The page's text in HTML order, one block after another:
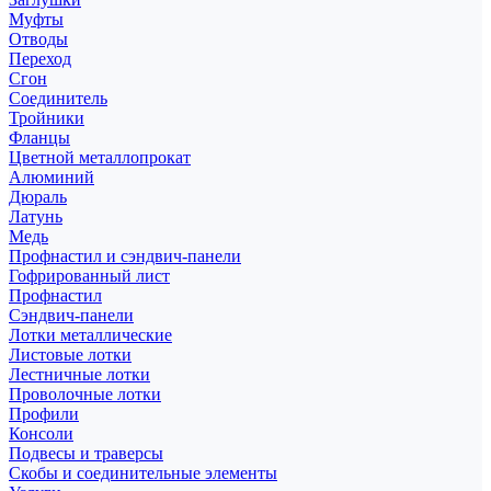
Муфты
Отводы
Переход
Сгон
Соединитель
Тройники
Фланцы
Цветной металлопрокат
Алюминий
Дюраль
Латунь
Медь
Профнастил и сэндвич-панели
Гофрированный лист
Профнастил
Сэндвич-панели
Лотки металлические
Листовые лотки
Лестничные лотки
Проволочные лотки
Профили
Консоли
Подвесы и траверсы
Скобы и соединительные элементы